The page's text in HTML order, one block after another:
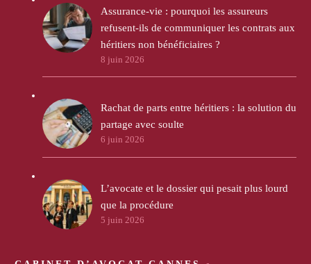
Assurance-vie : pourquoi les assureurs
refusent-ils de communiquer les contrats aux
héritiers non bénéficiaires ?
8 juin 2026
Rachat de parts entre héritiers : la solution du
partage avec soulte
6 juin 2026
L’avocate et le dossier qui pesait plus lourd
que la procédure
5 juin 2026